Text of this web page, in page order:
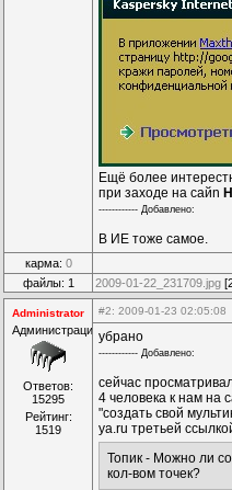
Ещё более
при заходе на сайn
------------ Дoбавленo:
В ИЕ тоже самое.
карма: 0
файлы: 1 2009-01-22_231709.jpg
Administrator
Администрация
Ответов:
15295
Рейтинг:
1519
#2: 2009-01-23 02:05:08
убрано
------------ Дoбавленo:
сейчас
4 человека к нам на
"создать свой
ya.ru третьей
Топик - Можно ли
кол-вом точек?